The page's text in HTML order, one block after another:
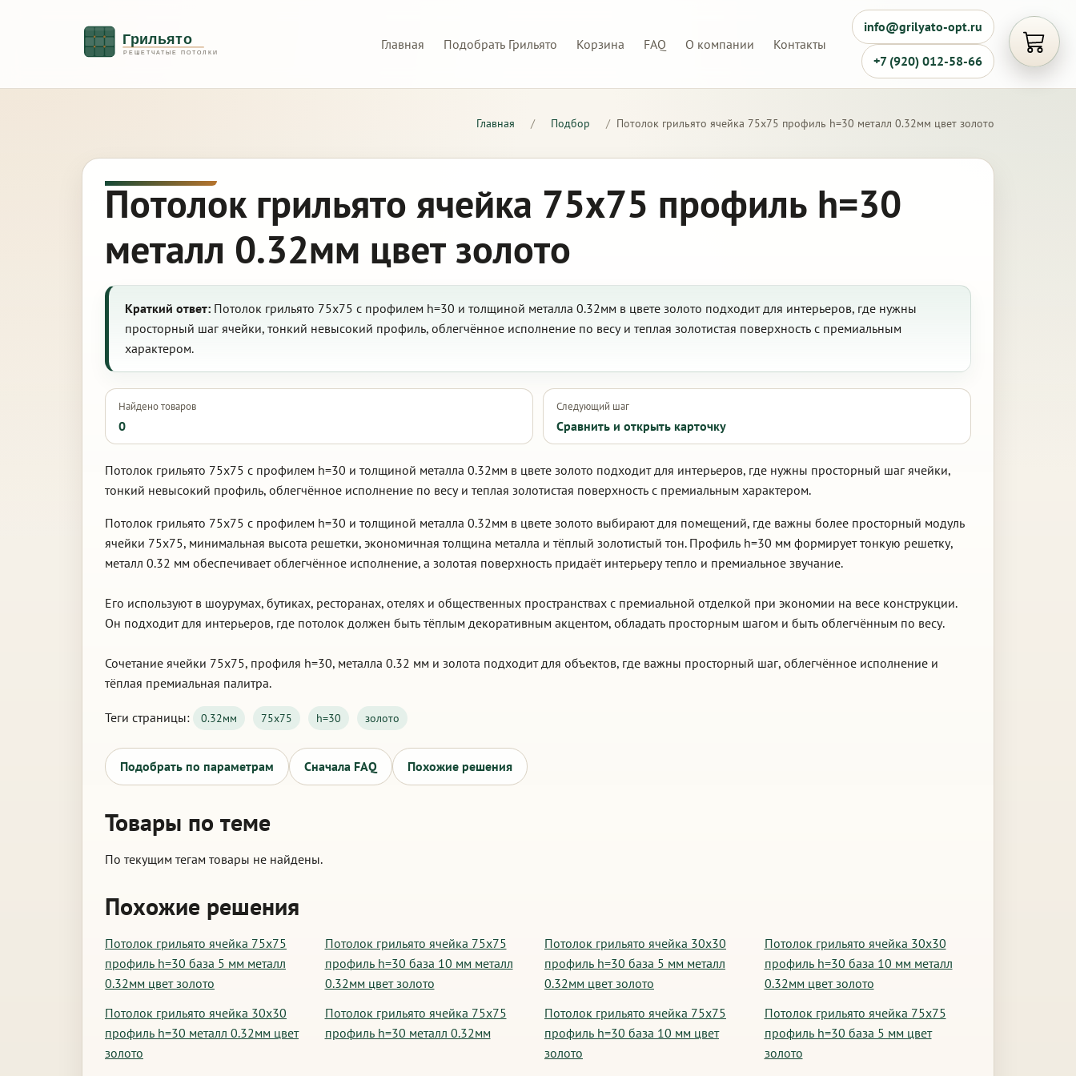
Главная Подобрать Грильято Корзина FAQ О компании Контакты
info@grilyato-opt.ru
+7 (920) 012-58-66
Главная / Подбор / Потолок грильято ячейка 75х75 профиль h=30 металл 0.32мм цвет золото
Потолок грильято ячейка 75х75 профиль h=30
металл 0.32мм цвет золото
Краткий ответ: Потолок грильято 75х75 с профилем h=30 и толщиной металла 0.32мм в цвете золото подходит для интерьеров, где нужны
просторный шаг ячейки, тонкий невысокий профиль, облегчённое исполнение по весу и теплая золотистая поверхность с премиальным
характером.
Найдено товаров
0
Следующий шаг
Сравнить и открыть карточку
Потолок грильято 75х75 с профилем h=30 и толщиной металла 0.32мм в цвете золото подходит для интерьеров, где нужны просторный шаг ячейки,
тонкий невысокий профиль, облегчённое исполнение по весу и теплая золотистая поверхность с премиальным характером.
Потолок грильято 75х75 с профилем h=30 и толщиной металла 0.32мм в цвете золото выбирают для помещений, где важны более просторный модуль
ячейки 75х75, минимальная высота решетки, экономичная толщина металла и тёплый золотистый тон. Профиль h=30 мм формирует тонкую решетку,
металл 0.32 мм обеспечивает облегчённое исполнение, а золотая поверхность придаёт интерьеру тепло и премиальное звучание.
Его используют в шоурумах, бутиках, ресторанах, отелях и общественных пространствах с премиальной отделкой при экономии на весе конструкции.
Он подходит для интерьеров, где потолок должен быть тёплым декоративным акцентом, обладать просторным шагом и быть облегчённым по весу.
Сочетание ячейки 75х75, профиля h=30, металла 0.32 мм и золота подходит для объектов, где важны просторный шаг, облегчённое исполнение и
тёплая премиальная палитра.
Теги страницы: 0.32мм 75х75 h=30 золото
Подобрать по параметрам Сначала FAQ Похожие решения
Товары по теме
По текущим тегам товары не найдены.
Похожие решения
Потолок грильято ячейка 75х75
профиль h=30 база 5 мм металл
0.32мм цвет золото
Потолок грильято ячейка 75х75
профиль h=30 база 10 мм металл
0.32мм цвет золото
Потолок грильято ячейка 30х30
профиль h=30 база 5 мм металл
0.32мм цвет золото
Потолок грильято ячейка 30х30
профиль h=30 база 10 мм металл
0.32мм цвет золото
Потолок грильято ячейка 30х30
профиль h=30 металл 0.32мм цвет
золото
Потолок грильято ячейка 75х75
профиль h=30 металл 0.32мм
Потолок грильято ячейка 75х75
профиль h=30 база 10 мм цвет
золото
Потолок грильято ячейка 75х75
профиль h=30 база 5 мм цвет
золото
Открыть